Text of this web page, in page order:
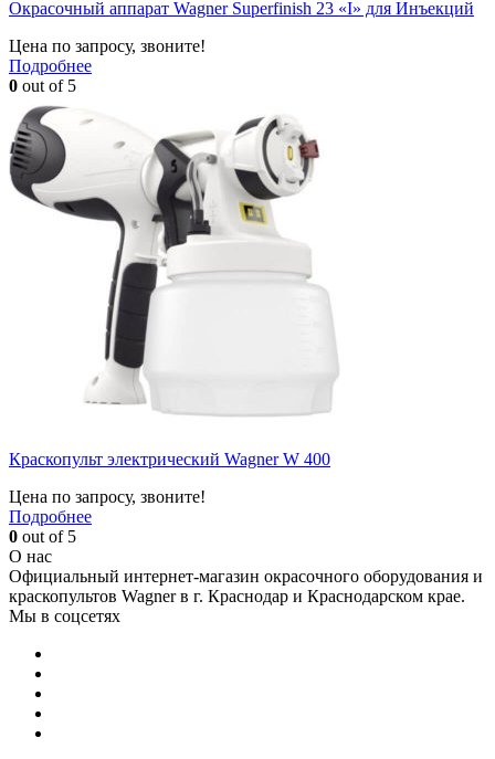
Окрасочный аппарат Wagner Superfinish 23 «I» для Инъекций
Цена по запросу, звоните!
Подробнее
0 out of 5
Краскопульт электрический Wagner W 400
Цена по запросу, звоните!
Подробнее
0 out of 5
О нас
Официальный интернет-магазин окрасочного оборудования и
краскопультов Wagner в г. Краснодар и Краснодарском крае.
Мы в соцсетях